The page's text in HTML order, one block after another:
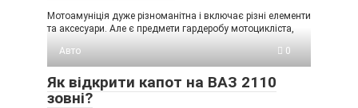
Мотоамуніція дуже різноманітна і включає різні елементи
та аксесуари. Але є предмети гардеробу мотоцикліста,
Авто
0
Як відкрити капот на ВАЗ 2110
зовні?